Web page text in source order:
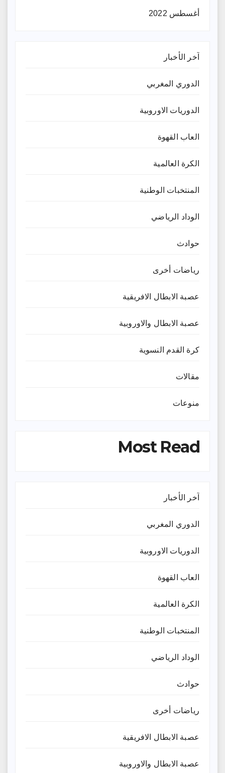
أغسطس 2022
آخر الأخبار
الدوري المغربي
الدوريات الاوروبية
العاب القهوة
الكرة العالمية
المنتخبات الوطنية
الوداد الرياضي
حوادث
رياضات أخرى
عصبة الابطال الافريقية
عصبة الابطال والاوروبية
كرة القدم النسوية
مقالات
منوعات
Most Read
آخر الأخبار
الدوري المغربي
الدوريات الاوروبية
العاب القهوة
الكرة العالمية
المنتخبات الوطنية
الوداد الرياضي
حوادث
رياضات أخرى
عصبة الابطال الافريقية
عصبة الابطال والاوروبية